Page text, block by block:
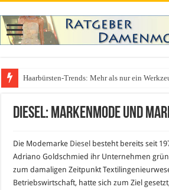
Haarbürsten-Trends: Mehr als nur ein
Was zieht man auf ein Festival an? Dein
Diesel: Markenmode und
Die Modemarke Diesel besteht bereits seit
Adriano Goldschmied ihr Unternehmen
zum damaligen Zeitpunkt
Betriebswirtschaft, hatte sich zum Ziel